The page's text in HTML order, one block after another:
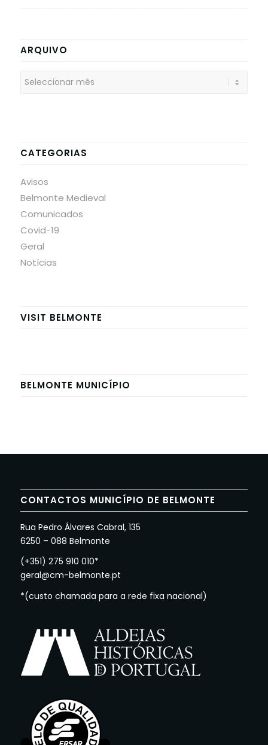
ARQUIVO
CATEGORIAS
Avisos
Belmonte Medieval
Comunicados
Covid-19
Geral
Notícias
VISIT BELMONTE
BELMONTE MUNICÍPIO
CONTACTOS MUNICÍPIO DE BELMONTE
Rua Pedro Álvares Cabral, 135
6250 – 088 Belmonte
(+351) 275 910 010*
geral@cm-belmonte.pt
*(custo chamada para a rede fixa nacional)